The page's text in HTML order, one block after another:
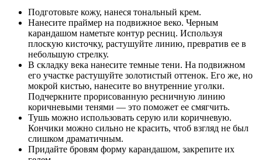
Подготовьте кожу, нанеся тональный крем.
Нанесите праймер на подвижное веко. Черным
карандашом наметьте контур ресниц. Используя
плоскую кисточку, растушуйте линию, превратив ее в
небольшую стрелку.
В складку века нанесите темные тени. На подвижном
его участке растушуйте золотистый оттенок. Его же, но
мокрой кистью, нанесите во внутренние уголки.
Подчеркните прорисованную ресничную линию
коричневыми тенями — это поможет ее смягчить.
Тушь можно использовать серую или коричневую.
Кончики можно сильно не красить, чтоб взгляд не был
слишком драматичным.
Придайте бровям форму карандашом, закрепите их